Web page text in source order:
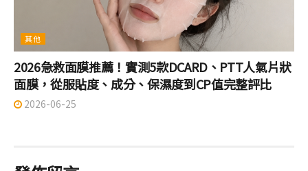
其他
2026急救面膜推薦！實測5款DCARD、PTT人氣片狀
面膜，從服貼度、成分、保濕度到CP值完整評比
2026-06-25